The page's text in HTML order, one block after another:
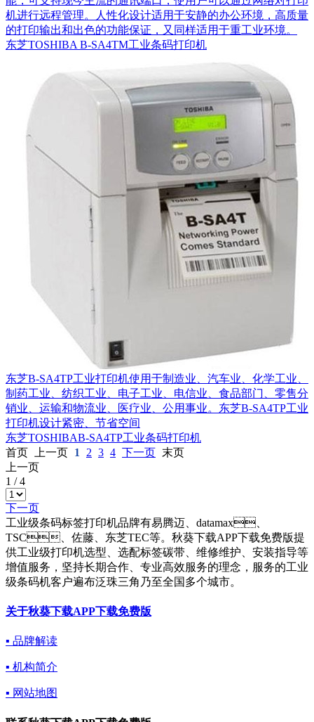
机进行远程管理。人性化设计适用于安静的办公环境，高质量
的打印输出和出色的功能保证，又同样适用于重工业环境。
东芝TOSHIBA B-SA4TM工业条码打印机
东芝B-SA4TP工业打印机使用于制造业、汽车业、化学工业、
制药工业、纺织工业、电子工业、电信业、食品部门、零售分
销业、运输和物流业、医疗业、公用事业。东芝B-SA4TP工业
打印机设计紧密、节省空间
东芝TOSHIBAB-SA4TP工业条码打印机
首页
上一页 1 2 3 4 下一页 末页
上一页
1 /4
下一页
工业级条码标签打印机品牌有易腾迈、datamax、
TSC、佐藤、东芝TEC等。秋葵下载APP下载免费版提
供工业级打印机选型、选配标签碳带、维修维护、安装指导等
增值服务，坚持长期合作、专业高效服务的理念，服务的工业
级条码机客户遍布泛珠三角乃至全国多个城市。
关于秋葵下载APP下载免费版
▪ 品牌解读
▪ 机构简介
▪ 网站地图